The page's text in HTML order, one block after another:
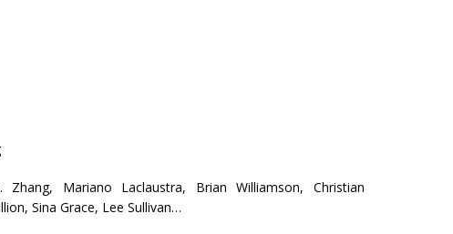
Zhang, Mariano Laclaustra, Brian Williamson, Christian
Sina Grace, Lee Sullivan…